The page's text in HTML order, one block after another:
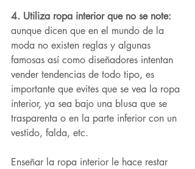
4. Utiliza ropa interior que no se note:
aunque dicen que en el mundo de la
moda no existen reglas y algunas
famosas así como diseñadores intentan
vender tendencias de todo tipo, es
importante que evites que se vea la ropa
interior, ya sea bajo una blusa que se
trasparenta o en la parte inferior con un
vestido, falda, etc.
Enseñar la ropa interior le hace restar